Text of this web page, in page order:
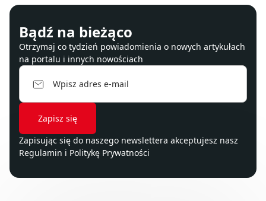
Bądź na bieżąco
Otrzymaj co tydzień powiadomienia o nowych artykułach
na portalu i innych nowościach
Zapisując się do naszego newslettera akceptujesz nasz
Regulamin i Politykę Prywatności